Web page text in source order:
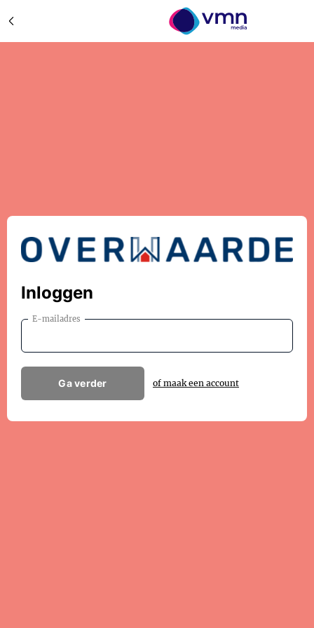
Inloggen
E-mailadres
Ga verder of maak een account